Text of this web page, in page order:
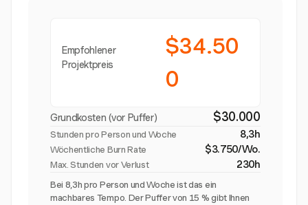
Empfohlener
Projektpreis
$34.50
0
Grundkosten (vor Puffer) $30.000
Stunden pro Person und Woche 8,3h
Wöchentliche Burn Rate $3.750/Wo.
Max. Stunden vor Verlust 230h
Bei 8,3h pro Person und Woche ist das ein
machbares Tempo. Der Puffer von 15 % gibt Ihnen